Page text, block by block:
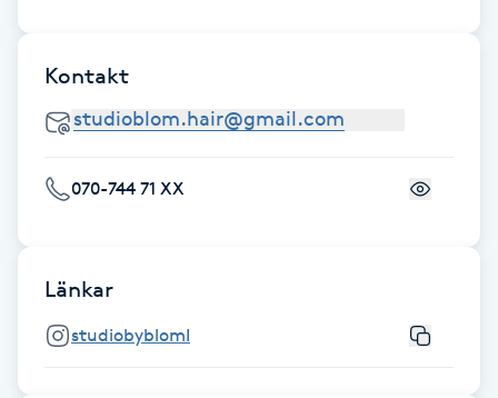
Funktionsanalys
Färgning
Gel naglar
Gelenaglar
Kontakt
070-744 71 XX
Länkar
studiobyblomI